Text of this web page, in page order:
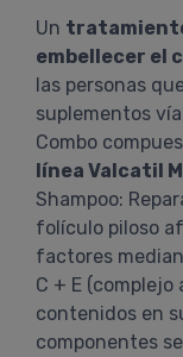
Un
embellecer el
las personas
suplementos
Combo
línea Valcatil
Shampoo:
folículo piloso
factores
C + E
contenidos en
componentes